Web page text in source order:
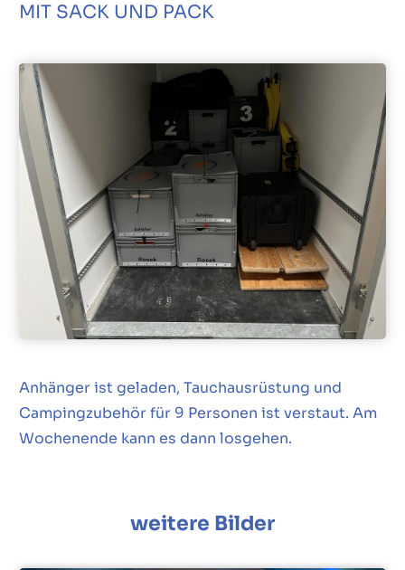
MIT SACK UND PACK
Anhänger ist geladen, Tauchausrüstung und
Campingzubehör für 9 Personen ist verstaut. Am
Wochenende kann es dann losgehen.
weitere Bilder